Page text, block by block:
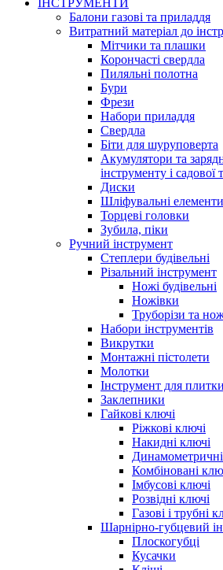
ІНСТРУМЕНТИ
Балони газові та приладдя
Витратний матеріал до
Мітчики та плашки
Корончасті свердла
Пиляльні полотна
Бури
Фрези
Набори приладдя
Свердла
Біти для шуруповерта
Акумулятори та
інструменту і садової
Диски
Шліфувальні елементи
Торцеві головки
Зубила, піки
Ручний інструмент
Степлери будівельні
Різальний інструмент
Ножі будівельні
Ножівки
Труборізи та
Набори інструментів
Викрутки
Монтажні пістолети
Молотки
Інструмент для
Заклепники
Гайкові ключі
Ріжкові ключі
Накидні ключі
Комбіновані
Імбусові ключі
Розвідні ключі
Газові і трубні
Шарнірно-губцевий
Плоскогубцi
Кусачки